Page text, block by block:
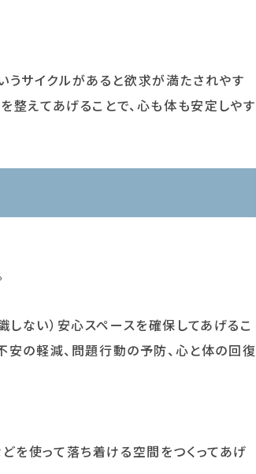
サイクルがあると欲求が満たされやす
整えてあげることで、心も体も安定しやす
しない）安心スペースを確保してあげるこ
安の軽減、問題行動の予防、心と体の回復
を使って落ち着ける空間をつくってあげ